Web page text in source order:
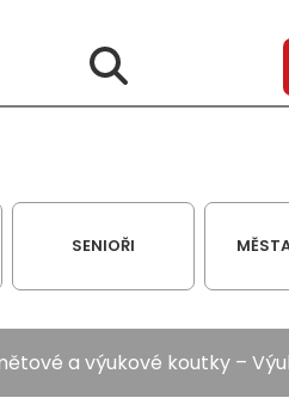
SENIOŘI
a výukové koutky –